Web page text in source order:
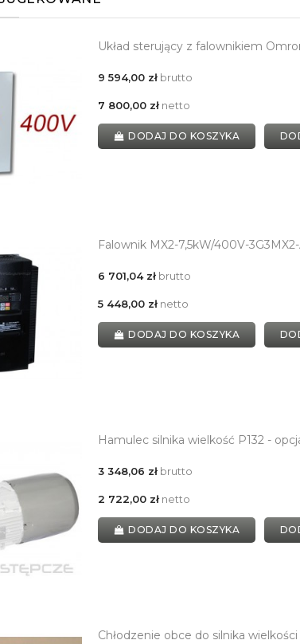
Układ sterujący z falownikiem
9 594,00 złbrutto
7 800,00 złnetto
DODAJ DO KOSZYKA
Falownik MX2-7,5kW/400V-
6 701,04 złbrutto
5 448,00 złnetto
DODAJ DO KOSZYKA
Hamulec silnika wielkość P132 -
3 348,06 złbrutto
2 722,00 złnetto
DODAJ DO KOSZYKA
Chłodzenie obce do silnika